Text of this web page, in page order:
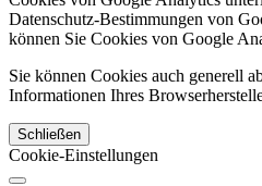
Datenschutz-Bestimmungen von
können Sie Cookies von Google
Sie können Cookies auch generell
Informationen Ihres
Schließen
Cookie-Einstellungen